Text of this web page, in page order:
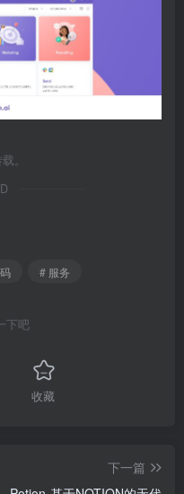
。
# 服务
下吧
收藏
下一篇